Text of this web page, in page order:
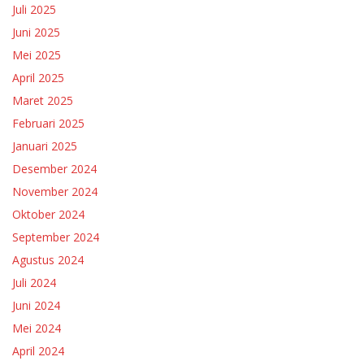
Juli 2025
Juni 2025
Mei 2025
April 2025
Maret 2025
Februari 2025
Januari 2025
Desember 2024
November 2024
Oktober 2024
September 2024
Agustus 2024
Juli 2024
Juni 2024
Mei 2024
April 2024